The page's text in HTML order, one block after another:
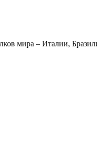
мира – Италии,